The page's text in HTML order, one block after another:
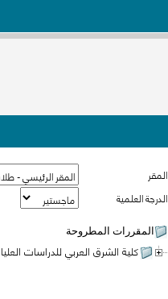
المقر
الدرجة العلمية
المقررات المطروحة
كلية الشرق العربي للدراسات العليا